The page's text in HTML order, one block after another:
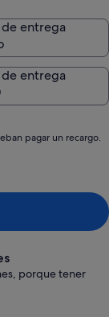
de entrega
entrega
pagar un recargo.
porque tener